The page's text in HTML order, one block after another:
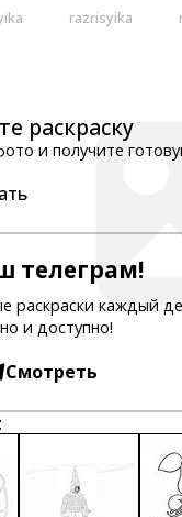
razrisyika
раскраску
и получите
телеграм!
раскраски каждый
и доступно!
Смотреть